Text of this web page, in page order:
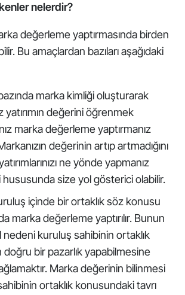
nelerdir?
değerleme yaptırmasında birden
Bu amaçlardan bazıları aşağıdaki
marka kimliği oluşturarak
yatırımın değerini öğrenmek
marka değerleme yaptırmanız
değerinin artıp artmadığını
ne yönde yapmanız
size yol gösterici olabilir.
içinde bir ortaklık söz konusu
marka değerleme yaptırılır. Bunun
kuruluş sahibinin ortaklık
bir pazarlık yapabilmesine
Marka değerinin bilinmesi
ortaklık konusundaki tavrı